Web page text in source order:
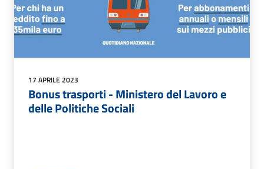
17 APRILE 2023
Bonus trasporti - Ministero del Lavoro e
delle Politiche Sociali